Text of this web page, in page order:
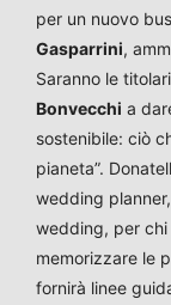
per un nuovo
Gasparrini,
Saranno le
Bonvecchi a
sostenibile: ciò
pianeta”.
wedding
wedding, per chi
memorizzare le
fornirà linee